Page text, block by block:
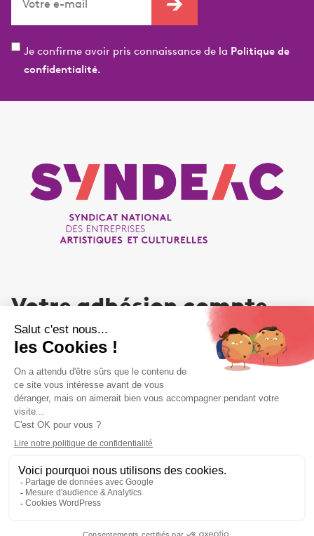
Je confirme avoir pris connaissance de la Politique de
confidentialité.
Votre adhésion compte
NOUS REJOINDRE
Liens utiles